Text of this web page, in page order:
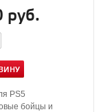
руб.
PS5
бойцы и